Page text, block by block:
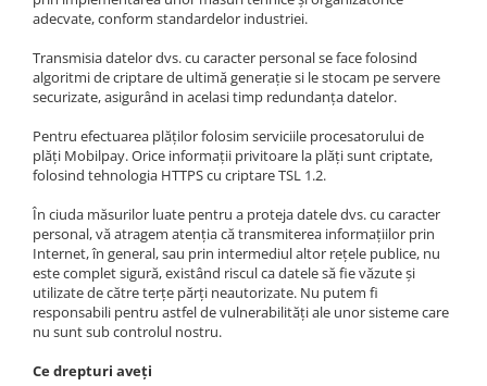
adecvate, conform standardelor industriei.
Transmisia datelor dvs. cu caracter personal se face folosind
algoritmi de criptare de ultimă generație si le stocam pe servere
securizate, asigurând in acelasi timp redundanța datelor.
Pentru efectuarea plăţilor folosim serviciile procesatorului de
plăţi Mobilpay. Orice informaţii privitoare la plăţi sunt criptate,
folosind tehnologia HTTPS cu criptare TSL 1.2.
În ciuda măsurilor luate pentru a proteja datele dvs. cu caracter
personal, vă atragem atenţia că transmiterea informaţiilor prin
Internet, în general, sau prin intermediul altor reţele publice, nu
este complet sigură, existând riscul ca datele să fie văzute şi
utilizate de către terţe părţi neautorizate. Nu putem fi
responsabili pentru astfel de vulnerabilități ale unor sisteme care
nu sunt sub controlul nostru.
Ce drepturi aveți